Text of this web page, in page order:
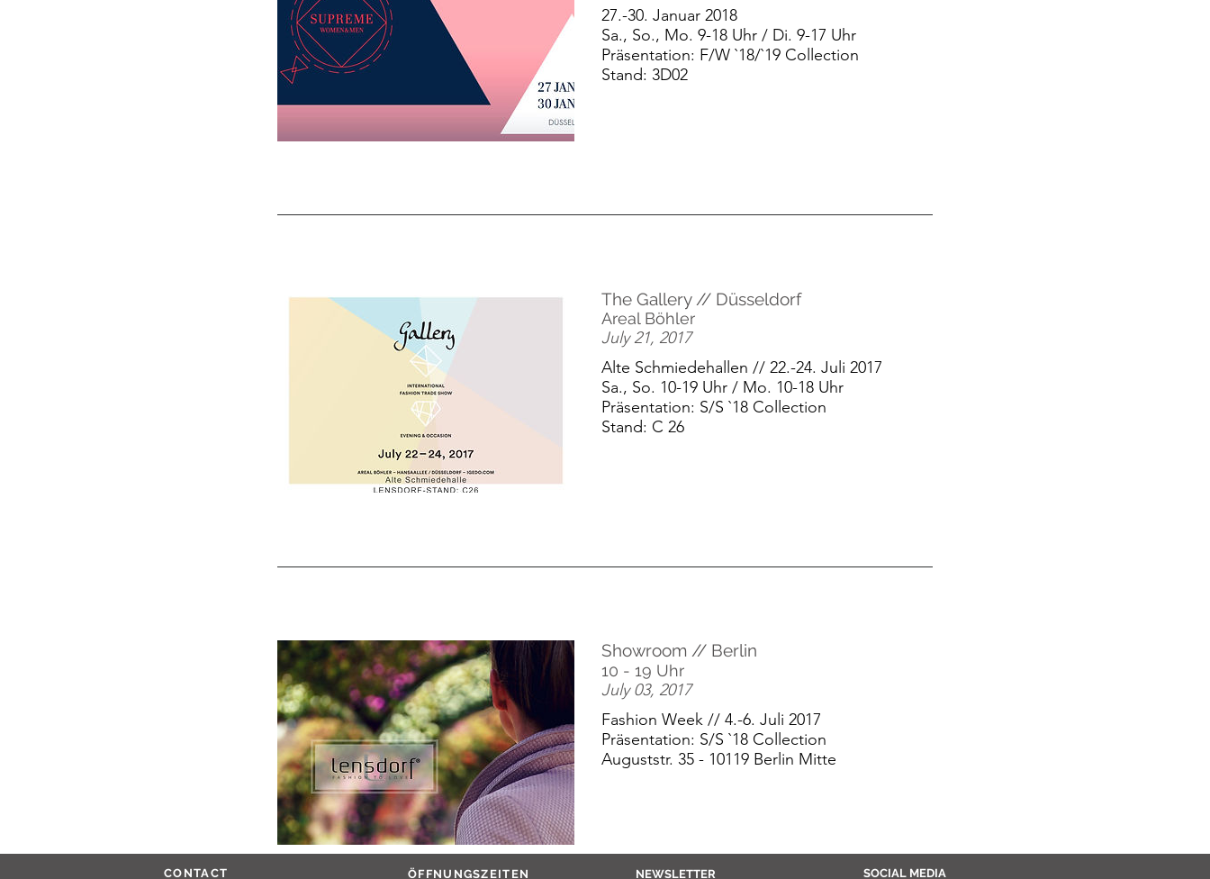
27.-30. Januar 2018
Sa., So., Mo. 9-18 Uhr / Di. 9-17 Uhr
Präsentation: F/W `18/`19 Collection
Stand: 3D02
The Gallery // Düsseldorf
Areal Böhler
July 21, 2017
Alte Schmiedehallen // 22.-24. Juli 2017
Sa., So. 10-19 Uhr / Mo. 10-18 Uhr
Präsentation: S/S `18 Collection
Stand: C 26
Showroom // Berlin
10 - 19 Uhr
July 03, 2017
Fashion Week // 4.-6. Juli 2017
Präsentation: S/S `18 Collection
Auguststr. 35 - 10119 Berlin Mitte
CONTACT ÖFFNUNGSZEITEN NEWSLETTER SOCIAL MEDIA